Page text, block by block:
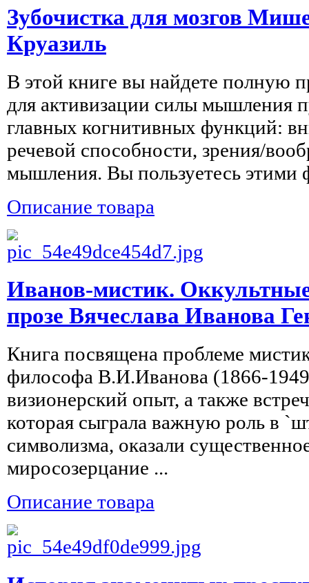
Зубочистка для мозгов
Круазиль
В этой книге вы найдете полную
для активизации силы мышления
главных когнитивных функций:
речевой способности, зрения/
мышления. Вы пользуетесь этими
Описание товара
Иванов-мистик.
прозе Вячеслава Иванова
Книга посвящена проблеме
философа В.И.Иванова (1866-
визионерский опыт, а также
которая сыграла важную роль в
символизма, оказали
миросозерцание ...
Описание товара